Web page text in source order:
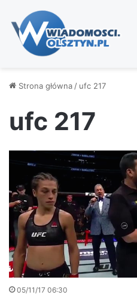
Strona główna / ufc 217
ufc 217
05/11/17 06:30